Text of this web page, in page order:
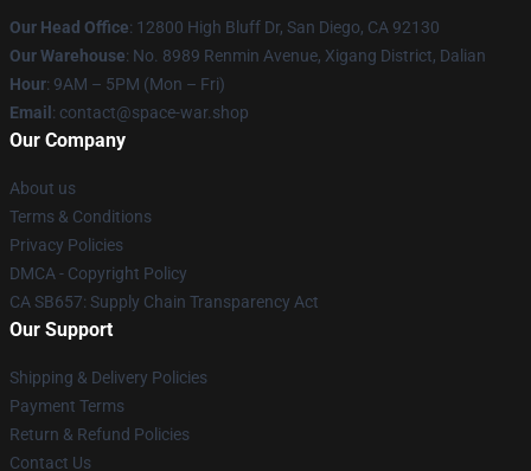
Our Head Office: 12800 High Bluff Dr, San Diego, CA 92130
Our Warehouse: No. 8989 Renmin Avenue, Xigang District, Dalian
Hour: 9AM – 5PM (Mon – Fri)
Email : contact@space-war.shop
Our Company
About us
Terms & Conditions
Privacy Policies
DMCA - Copyright Policy
CA SB657: Supply Chain Transparency Act
Our Support
Shipping & Delivery Policies
Payment Terms
Return & Refund Policies
Contact Us